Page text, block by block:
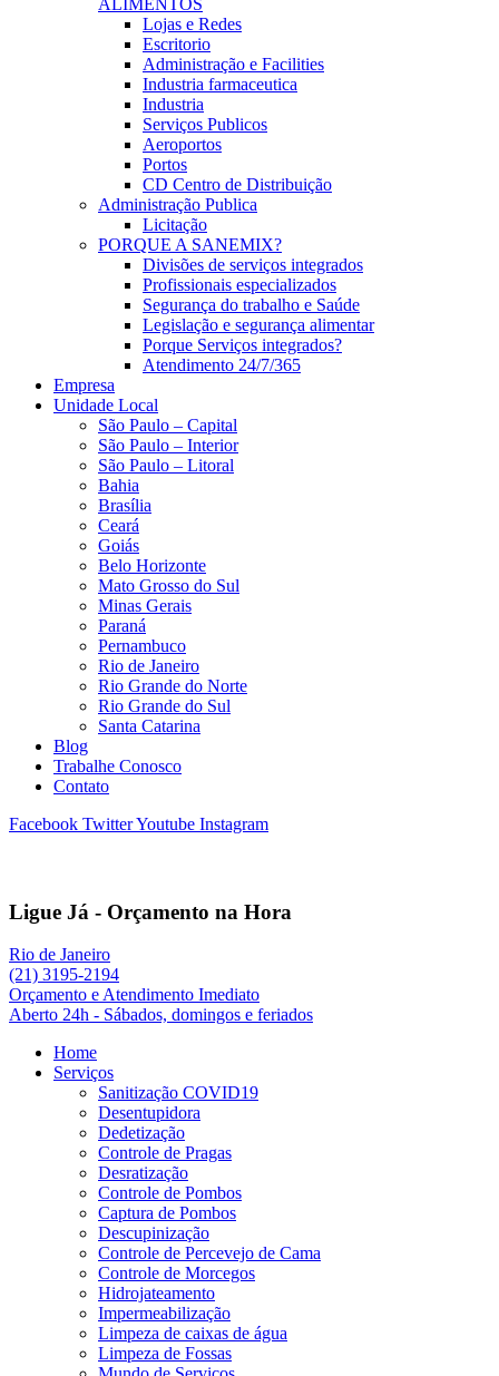
Lojas e Redes
Escritorio
Administração e Facilities
Industria farmaceutica
Industria
Serviços Publicos
Aeroportos
Portos
CD Centro de Distribuição
Administração Publica
Licitação
PORQUE A SANEMIX?
Divisões de serviços integrados
Profissionais especializados
Segurança do trabalho e Saúde
Legislação e segurança alimentar
Porque Serviços integrados?
Atendimento 24/7/365
Empresa
Unidade Local
São Paulo – Capital
São Paulo – Interior
São Paulo – Litoral
Bahia
Brasília
Ceará
Goiás
Belo Horizonte
Mato Grosso do Sul
Minas Gerais
Paraná
Pernambuco
Rio de Janeiro
Rio Grande do Norte
Rio Grande do Sul
Santa Catarina
Blog
Trabalhe Conosco
Contato
Facebook TwitterYoutube Instagram
Ligue Já - Orçamento na Hora
Rio de Janeiro
(21) 3195-2194
Orçamento e Atendimento Imediato
Aberto 24h - Sábados, domingos e feriados
Home
Serviços
Sanitização COVID19
Desentupidora
Dedetização
Controle de Pragas
Desratização
Controle de Pombos
Captura de Pombos
Descupinização
Controle de Percevejo de Cama
Controle de Morcegos
Hidrojateamento
Impermeabilização
Limpeza de caixas de água
Limpeza de Fossas